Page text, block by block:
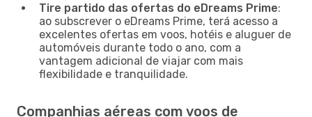
Tire partido das ofertas do eDreams Prime:
ao subscrever o eDreams Prime, terá acesso a
excelentes ofertas em voos, hotéis e aluguer de
automóveis durante todo o ano, com a
vantagem adicional de viajar com mais
flexibilidade e tranquilidade.
Companhias aéreas com voos de